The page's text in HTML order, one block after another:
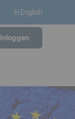
In English
Inloggen